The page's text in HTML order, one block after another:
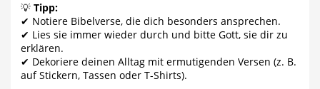
💡Tipp:
✔ Notiere Bibelverse, die dich besonders ansprechen.
✔ Lies sie immer wieder durch und bitte Gott, sie dir zu
erklären.
✔ Dekoriere deinen Alltag mit ermutigenden Versen (z. B.
auf Stickern, Tassen oder T-Shirts).